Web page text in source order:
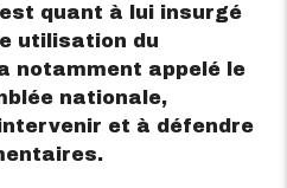
quant à lui insurgé
utilisation du
notamment appelé le
nationale,
et à défendre